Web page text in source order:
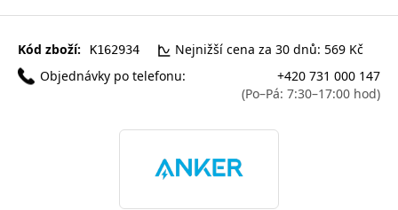
Kód zboží: K162934
Nejnižší cena za 30 dnů: 569 Kč
Objednávky po telefonu:
+420 731 000 147
(Po–Pá: 7:30–17:00 hod)